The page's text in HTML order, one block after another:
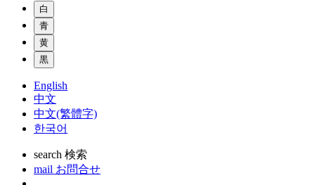
白
青
黄
黒
English
中文
中文(繁體字)
한국어
search 検索
mail お問合せ